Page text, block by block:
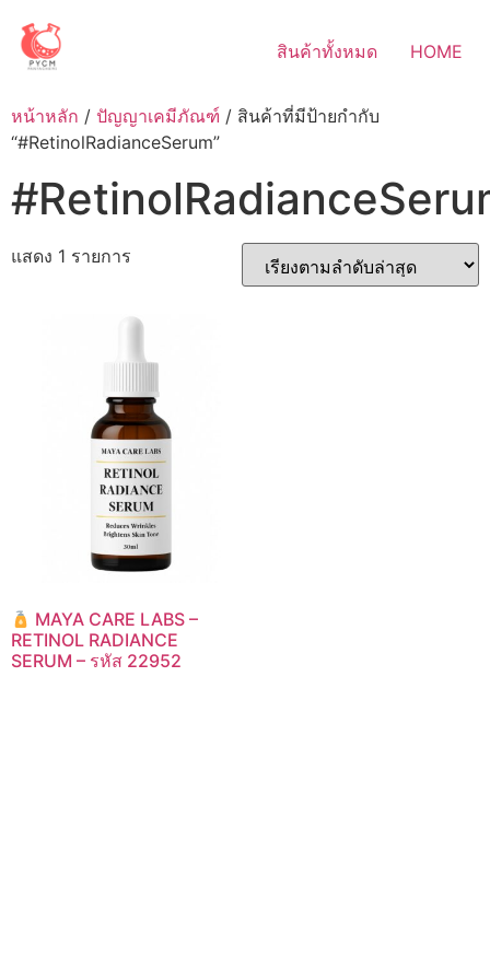
content
สินค้าทั้งหมด HOME
หน้าหลัก / ปัญญาเคมีภัณฑ์ / สินค้าที่มีป้ายกำกับ
“#RetinolRadianceSerum”
แสดง 1 รายการ
MAYA CARE LABS –
RETINOL RADIANCE
SERUM – รหัส 22952